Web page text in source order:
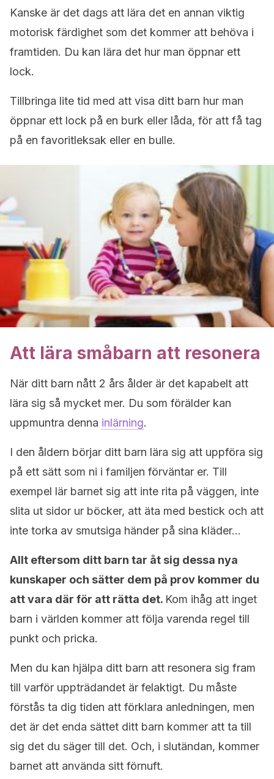
Kanske är det dags att lära det en annan viktig
motorisk färdighet som det kommer att behöva i
framtiden. Du kan lära det hur man öppnar ett
lock.
Tillbringa lite tid med att visa ditt barn hur man
öppnar ett lock på en burk eller låda, för att få tag
på en favoritleksak eller en bulle.
Att lära småbarn att resonera
När ditt barn nått 2 års ålder är det kapabelt att
lära sig så mycket mer. Du som förälder kan
uppmuntra denna inlärning.
I den åldern börjar ditt barn lära sig att uppföra sig
på ett sätt som ni i familjen förväntar er. Till
exempel lär barnet sig att inte rita på väggen, inte
slita ut sidor ur böcker, att äta med bestick och att
inte torka av smutsiga händer på sina kläder…
Allt eftersom ditt barn tar åt sig dessa nya
kunskaper och sätter dem på prov kommer du
att vara där för att rätta det. Kom ihåg att inget
barn i världen kommer att följa varenda regel till
punkt och pricka.
Men du kan hjälpa ditt barn att resonera sig fram
till varför uppträdandet är felaktigt. Du måste
förstås ta dig tiden att förklara anledningen, men
det är det enda sättet ditt barn kommer att ta till
sig det du säger till det. Och, i slutändan, kommer
barnet att använda sitt förnuft.